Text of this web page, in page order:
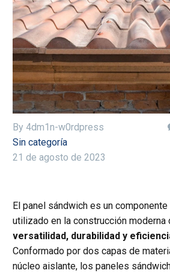
By 4dm1n-w0rdpress
Sin categoría
21 de agosto de 2023
El panel sándwich es un
utilizado en la construcción moderna
versatilidad, durabilidad y
Conformado por dos capas de
núcleo aislante, los paneles